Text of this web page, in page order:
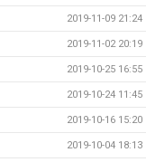
2019-11-09 21:24
2019-11-02 20:19
2019-10-25 16:55
2019-10-24 11:45
2019-10-16 15:20
2019-10-04 18:13